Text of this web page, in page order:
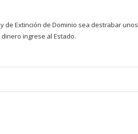
de Extinción de Dominio sea destrabar unos
ingrese al Estado.